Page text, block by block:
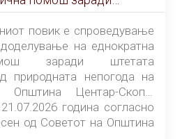
на Општина
повик е спроведување
на еднократна
заради штетата
природната непогода на
Општина Центар-Скопје
година согласно
од Советот на Општина